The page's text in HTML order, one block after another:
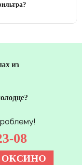
из
08
ОКСИНО